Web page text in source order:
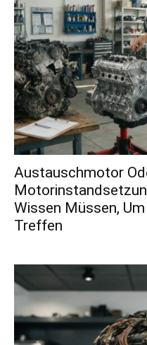
Austauschmotor
Wissen Müssen,
Treffen